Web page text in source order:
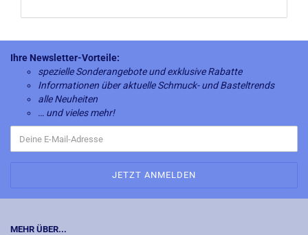
Ihre Newsletter-Vorteile:
spezielle Sonderangebote und exklusive Rabatte
Informationen über aktuelle Schmuck- und Basteltrends
alle Neuheiten
… und vieles mehr!
MEHR ÜBER...